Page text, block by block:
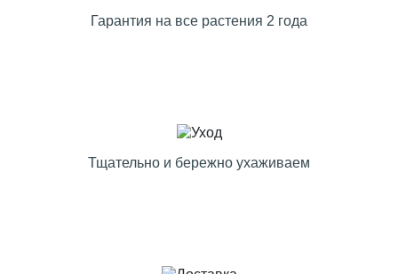
Гарантия на все растения 2 года
Тщательно и бережно ухаживаем